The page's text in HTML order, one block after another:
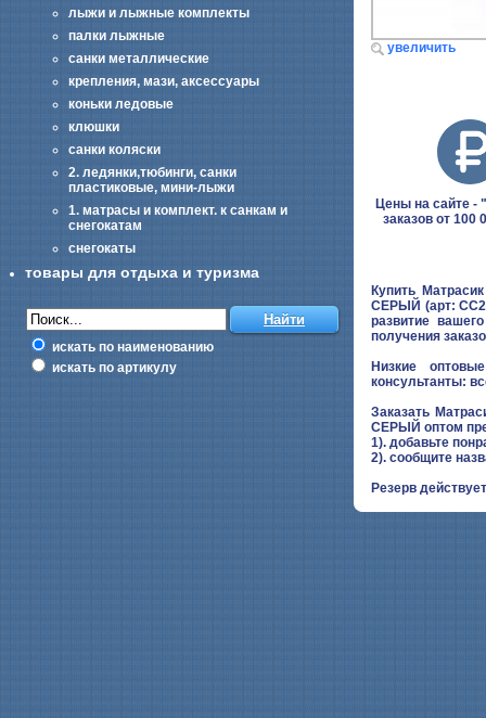
лыжи и лыжные комплекты
палки лыжные
санки металлические
крепления, мази, аксессуары
коньки ледовые
клюшки
санки коляски
2. ледянки,тюбинги, санки
пластиковые, мини-лыжи
1. матрасы и комплект. к санкам и
снегокатам
снегокаты
товары для отдыха и туризма
искать по наименованию
искать по артикулу
увеличить
Цены на сайте -
заказов от 100
Купить
СЕРЫЙ (арт: СС2-
развитие
получения
Низкие
консультанты:
Заказать
СЕРЫЙ оптом
1). добавьте
2). сообщите
Резерв